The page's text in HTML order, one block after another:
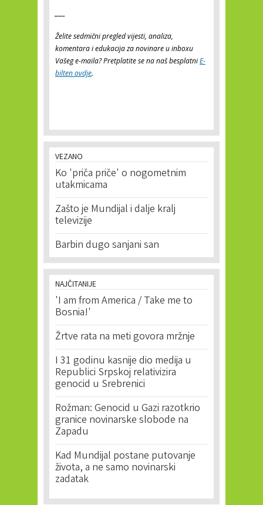
Želite sedmični pregled vijesti, analiza,
komentara i edukacija za novinare u inboxu
Vašeg e-maila? Pretplatite se na naš besplatniE-
bilten ovdje.
VEZANO
Ko 'priča priče' o nogometnim
utakmicama
Zašto je Mundijal i dalje kralj
televizije
Barbin dugo sanjani san
NAJČITANIJE
'I am from America / Take me to
Bosnia!'
Žrtve rata na meti govora mržnje
I 31 godinu kasnije dio medija u
Republici Srpskoj relativizira
genocid u Srebrenici
Rožman: Genocid u Gazi razotkrio
granice novinarske slobode na
Zapadu
Kad Mundijal postane putovanje
života, a ne samo novinarski
zadatak